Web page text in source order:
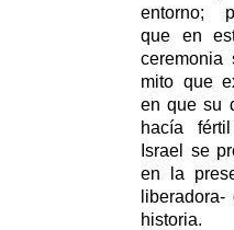
entorno;
que en
ceremonia
mito que
en que su
hacía
Israel se
en la
historia.